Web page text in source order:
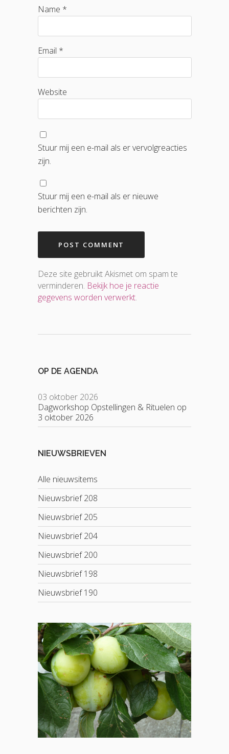
Name *
Email *
Website
Stuur mij een e-mail als er vervolgreacties
zijn.
Stuur mij een e-mail als er nieuwe
berichten zijn.
Deze site gebruikt Akismet om spam te
verminderen. Bekijk hoe je reactie
gegevens worden verwerkt.
OP DE AGENDA
03 oktober 2026
Dagworkshop Opstellingen & Rituelen op
3 oktober 2026
NIEUWSBRIEVEN
Alle nieuwsitems
Nieuwsbrief 208
Nieuwsbrief 205
Nieuwsbrief 204
Nieuwsbrief 200
Nieuwsbrief 198
Nieuwsbrief 190